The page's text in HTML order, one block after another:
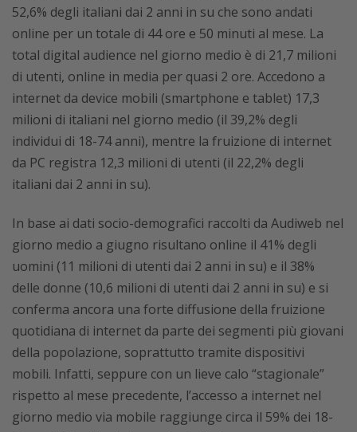
52,6% degli italiani dai 2 anni in su che sono andati
online per un totale di 44 ore e 50 minuti al mese. La
total digital audience nel giorno medio è di 21,7 milioni
di utenti, online in media per quasi 2 ore. Accedono a
internet da device mobili (smartphone e tablet) 17,3
milioni di italiani nel giorno medio (il 39,2% degli
individui di 18-74 anni), mentre la fruizione di internet
da PC registra 12,3 milioni di utenti (il 22,2% degli
italiani dai 2 anni in su).
In base ai dati socio-demografici raccolti da Audiweb nel
giorno medio a giugno risultano online il 41% degli
uomini (11 milioni di utenti dai 2 anni in su) e il 38%
delle donne (10,6 milioni di utenti dai 2 anni in su) e si
conferma ancora una forte diffusione della fruizione
quotidiana di internet da parte dei segmenti più giovani
della popolazione, soprattutto tramite dispositivi
mobili. Infatti, seppure con un lieve calo “stagionale”
rispetto al mese precedente, l’accesso a internet nel
giorno medio via mobile raggiunge circa il 59% dei 18-